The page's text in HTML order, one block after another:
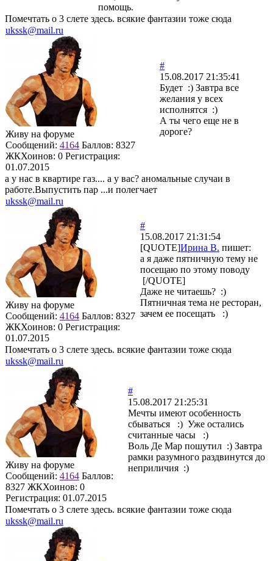
помощь.
Помечтать о 3 слете здесь. всякие фантазии тоже сюда
ukssk@mail.ru
Живу на форуме
Сообщений: 4164 Баллов: 8327
ЖКХоинов: 0 Регистрация:
01.07.2015
#
15.08.2017 21:35:41
Будет :) Завтра все
желания у всех
исполнятся :)
А ты чего еще не в
дороге?
а у нас в квартире газ.... а у вас? аномальные случаи в
работе.Выпустить пар ...и полегчает
ukssk@mail.ru
Живу на форуме
Сообщений: 4164 Баллов: 8327
ЖКХоинов: 0 Регистрация:
01.07.2015
#
15.08.2017 21:31:54
[QUOTE]Ирина В. пишет:
а я даже пятничную тему не
посещаю по этому поводу
[/QUOTE]
Даже не читаешь? :)
Пятничная тема не ресторан,
зачем ее посещать :)
Помечтать о 3 слете здесь. всякие фантазии тоже сюда
ukssk@mail.ru
Живу на форуме
Сообщений: 4164 Баллов:
8327 ЖКХоинов: 0
Регистрация: 01.07.2015
#
15.08.2017 21:25:31
Мечты имеют особенность
сбываться :) Уже остались
считанные часы :)
Воль Де Мар пошутил :) Завтра
рамки разумного раздвинутся до
неприличия :)
Помечтать о 3 слете здесь. всякие фантазии тоже сюда
ukssk@mail.ru